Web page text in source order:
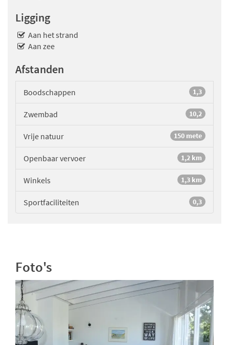
Ligging
Aan het strand
Aan zee
Afstanden
Boodschappen 1,3
Zwembad 10,2
Vrije natuur 150 mete
Openbaar vervoer 1,2 km
Winkels 1,3 km
Sportfaciliteiten 0,3
Foto's